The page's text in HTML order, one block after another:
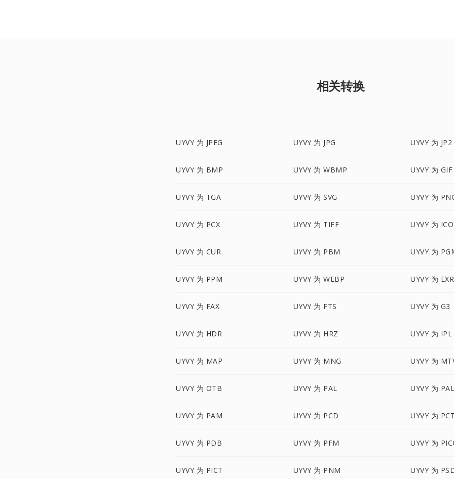
相关转换
UYVY 为 JPEG UYVY 为 JPG UYVY 为 JP2
UYVY 为 BMP UYVY 为 WBMP UYVY 为 GIF
UYVY 为 TGA UYVY 为 SVG UYVY 为
UYVY 为 PCX UYVY 为 TIFF UYVY 为 ICO
UYVY 为 CUR UYVY 为 PBM UYVY 为
UYVY 为 PPM UYVY 为 WEBP UYVY 为 EXR
UYVY 为 FAX UYVY 为 FTS UYVY 为 G3
UYVY 为 HDR UYVY 为 HRZ UYVY 为 IPL
UYVY 为 MAP UYVY 为 MNG UYVY 为
UYVY 为 OTB UYVY 为 PAL UYVY 为
UYVY 为 PAM UYVY 为 PCD UYVY 为 PCT
UYVY 为 PDB UYVY 为 PFM UYVY 为
UYVY 为 PICT UYVY 为 PNM UYVY 为